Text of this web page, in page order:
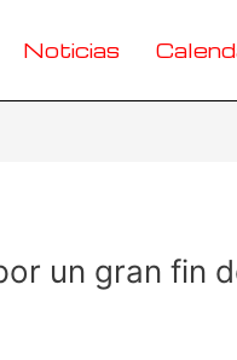
Noticias
un gran fin